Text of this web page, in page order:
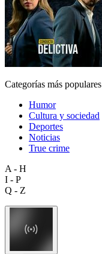
Categorías más populares
Humor
Cultura y sociedad
Deportes
Noticias
True crime
A - H
I - P
Q - Z